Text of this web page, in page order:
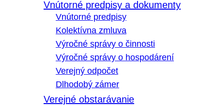
Vnútorné predpisy a dokumenty
Vnútorné predpisy
Kolektívna zmluva
Výročné správy o činnosti
Výročné správy o hospodárení
Verejný odpočet
Dlhodobý zámer
Verejné obstarávanie